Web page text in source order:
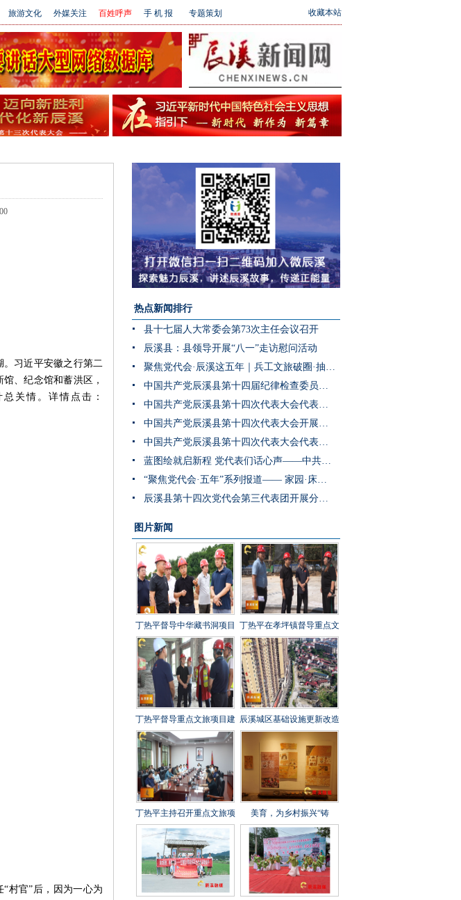
收藏本站
旅游文化 外媒关注 百姓呼声 手 机 报 专题策划
。习近平安徽之行第二
、纪念馆和蓄洪区，
关情。详情点击：
村官”后，因为一心为
热点新闻排行
县十七届人大常委会第73次主任会议召开
辰溪县：县领导开展“八一”走访慰问活动
聚焦党代会·辰溪这五年｜兵工文旅破圈·抽水蓄能冲刺·园区集群成势 辰溪把产业“老底子”变为发展“新引擎”
中国共产党辰溪县第十四届纪律检查委员会第一次全体会议召开
中国共产党辰溪县第十四次代表大会代表团第四次会议开展分团预选
中国共产党辰溪县第十四次代表大会开展代表团第三次会议分团讨论
中国共产党辰溪县第十四次代表大会代表团第二次会议开展分团讨论
蓝图绘就启新程 党代表们话心声——中共辰溪县第十四次党代会代表访谈
“聚焦党代会·五年”系列报道—— 家园·床位·课桌三个坐标读懂辰溪民生温度
辰溪县第十四次党代会第三代表团开展分团讨论
图片新闻
丁热平督导中华藏书洞项目
建设工作时强调 全力攻坚
冲刺 守牢安全底线 打造经
得起检验的精品文旅项目
丁热平在孝坪镇督导重点文
旅项目建设时强调 紧盯节
点 全力冲刺 高标准高质量
高效率推进项目建设
丁热平督导重点文旅项目建
设工作时强调 以匠心打造
百年兵工文化传承新地标
辰溪城区基础设施更新改造
工程全速推进
丁热平主持召开重点文旅项
目建设调度会 全力打造“福
地怀化”文旅新秀
美育，为乡村振兴“铸
魂”——辰溪县罗子山瑶族
乡学校开展大树艺术节